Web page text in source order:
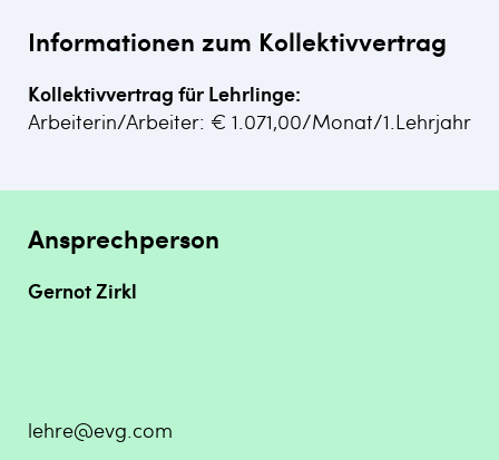
Informationen zum Kollektivvertrag
Kollektivvertrag für Lehrlinge:
Arbeiterin/Arbeiter: € 1.071,00/Monat/1.Lehrjahr
Ansprechperson
Gernot Zirkl
lehre@evg.com